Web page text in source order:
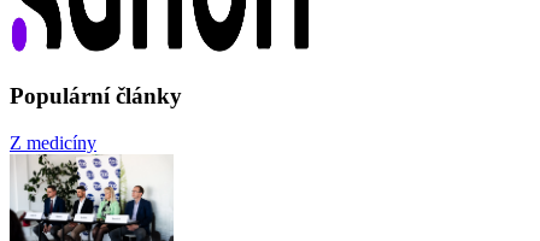
Populární články
Z medicíny